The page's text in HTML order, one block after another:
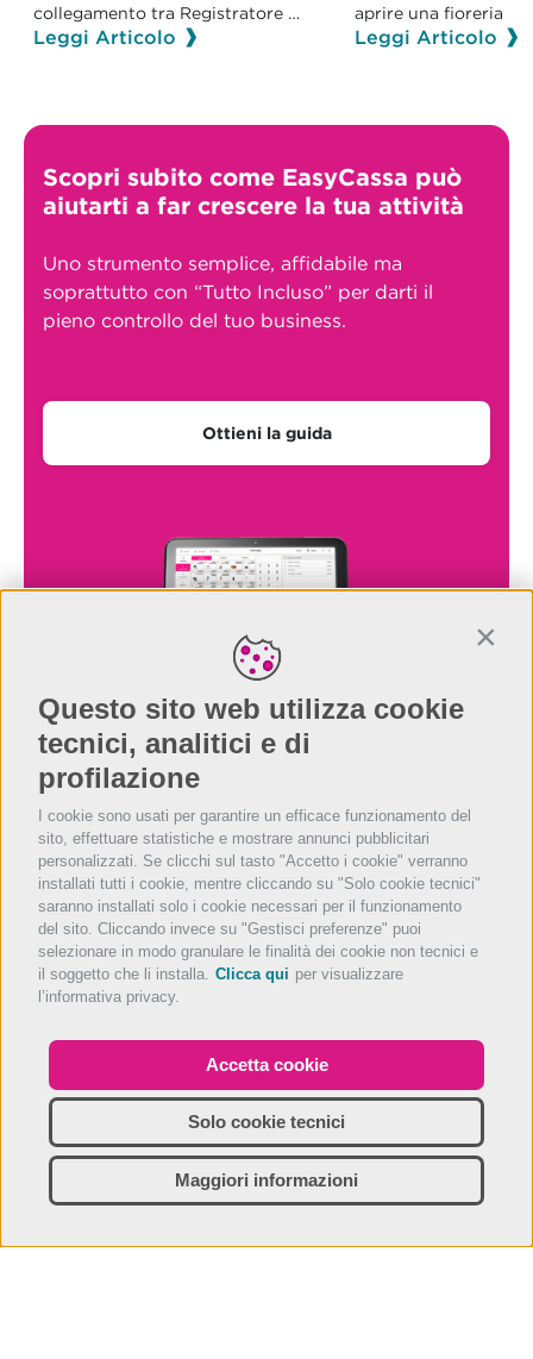
Questo sito web utilizza cookie
tecnici, analitici e di
profilazione
I cookie sono usati per garantire un efficace funzionamento del
sito, effettuare statistiche e mostrare annunci pubblicitari
personalizzati. Se clicchi sul tasto "Accetto i cookie" verranno
installati tutti i cookie, mentre cliccando su "Solo cookie tecnici"
saranno installati solo i cookie necessari per il funzionamento
del sito. Cliccando invece su "Gestisci preferenze" puoi
selezionare in modo granulare le finalità dei cookie non tecnici e
il soggetto che li installa. Clicca qui per visualizzare
l’informativa privacy.
Accetta cookie
Solo cookie tecnici
Maggiori informazioni
collegamento tra Registratore
Telematico (RT) e strumenti di
Leggi Articolo Leggi Articolo
Scopri subito come EasyCassa può
aiutarti a far crescere la tua attività
Uno strumento semplice, affidabile ma
soprattutto con “Tutto Incluso” per darti il
pieno controllo del tuo business.
Ottieni la guida